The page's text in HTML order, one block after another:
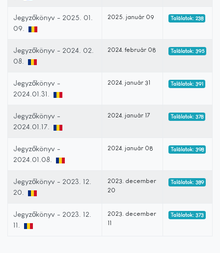
Jegyzőkönyv - 2025. 01.
09.
2025. január 09 Találatok: 238
Jegyzőkönyv - 2024. 02.
08.
2024. február 08 Találatok: 395
Jegyzőkönyv -
2024.01.31.
2024. január 31 Találatok: 391
Jegyzőkönyv -
2024.01.17.
2024. január 17 Találatok: 378
Jegyzőkönyv -
2024.01.08.
2024. január 08 Találatok: 398
Jegyzőkönyv - 2023. 12.
20.
2023. december
20
Találatok: 389
Jegyzőkönyv - 2023. 12.
11.
2023. december
11
Találatok: 373